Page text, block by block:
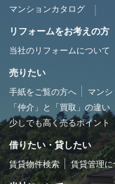
マンションカタログ
リフォームをお考えの方
当社のリフォームについて
売りたい
手紙をご覧の方へ マン
「仲介」と「買取」の違い
少しでも高く売るポイント
借りたい・貸したい
賃貸物件検索 賃貸管理